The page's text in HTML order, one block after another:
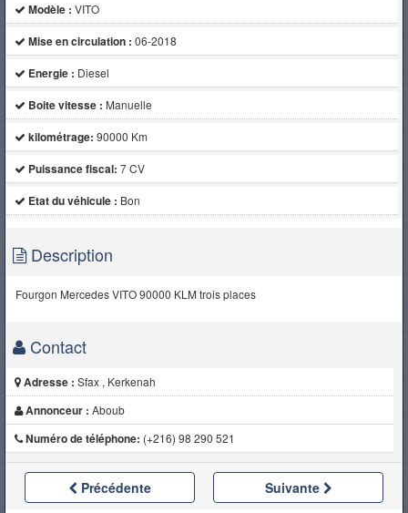
Modèle : VITO
Mise en circulation : 06-2018
Energie : Diesel
Boite vitesse : Manuelle
kilométrage: 90000 Km
Puissance fiscal: 7 CV
Etat du véhicule : Bon
Description
Fourgon Mercedes VITO 90000 KLM trois places
Contact
Adresse : Sfax , Kerkenah
Annonceur : Aboub
Numéro de téléphone: (+216) 98 290 521
Précédente Suivante